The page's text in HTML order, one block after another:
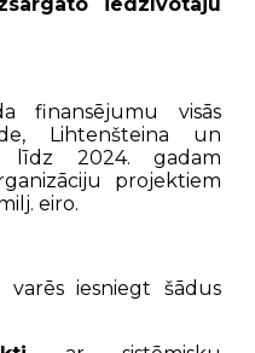
finansējumu visās
Lihtenšteina un
līdz 2024. gadam
projektiem
eiro.
iesniegt šādus